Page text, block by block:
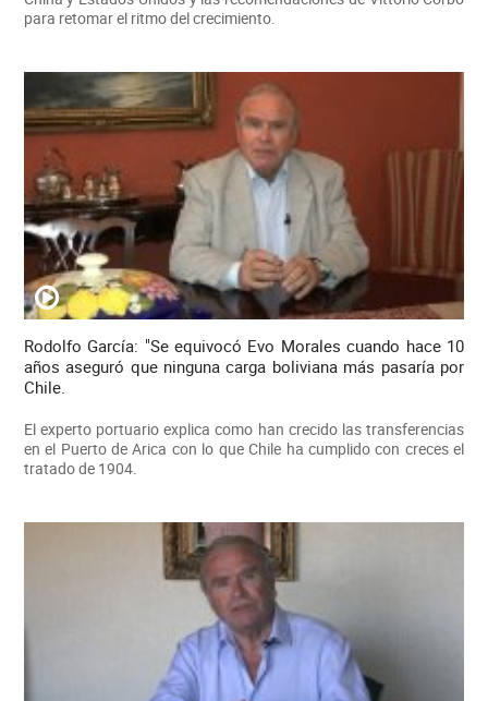
para retomar el ritmo del crecimiento.
Rodolfo García: "Se equivocó Evo Morales cuando hace 10
años aseguró que ninguna carga boliviana más pasaría por
Chile.
El experto portuario explica como han crecido las transferencias
en el Puerto de Arica con lo que Chile ha cumplido con creces el
tratado de 1904.